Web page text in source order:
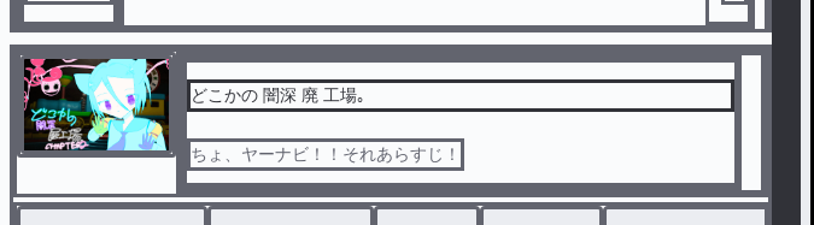
どこかの 闇深 廃 工場｡
ちょ、ヤーナビ！！それあらすじ！